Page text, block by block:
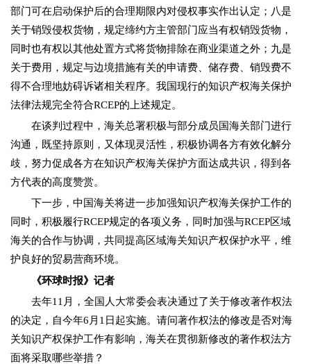
部门可在启动保护后的合理期限内对侵权事实作出认定；八是
关于销毁侵权货物，规定缔约方主管部门应当有权销毁货物，
同时也有权以其他处置方式将货物排除在商业渠道之外；九是
关于费用，规定与边境措施有关的申请费、储存费、销毁费不
得不合理地妨碍诉诸相关程序。我国现行的知识产权海关保护
法律法规完全符合RCEP的上述规定。
在谈判过程中，海关总署积极与部分成员国海关部门进行
沟通，既坚持原则，又体现灵活性，积极协调各方有效化解分
歧，努力促成各方在知识产权海关保护方面达成共识，得到各
方代表的高度赞赏。
下一步，中国海关将进一步加强知识产权海关保护工作的
同时，积极履行RCEP规定的各项义务，同时加强与RCEP区域
海关的合作与协调，共同提高区域海关知识产权保护水平，维
护良好的贸易营商环境。
《环球时报》记者
去年11月，全国人大常委会表决通过了关于修改著作权法
的决定，自今年6月1日起实施。请问著作权法的修改是否对海
关知识产权保护工作有影响，海关在贯彻新修改的著作权法方
面将采取哪些举措？